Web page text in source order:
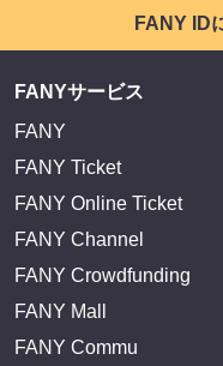
FANY ID
FANYサービス
FANY
FANY Ticket
FANY Online Ticket
FANY Channel
FANY Crowdfunding
FANY Mall
FANY Commu